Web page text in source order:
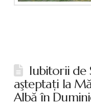
Iubitorii de
aşteptaţi la
Albă în